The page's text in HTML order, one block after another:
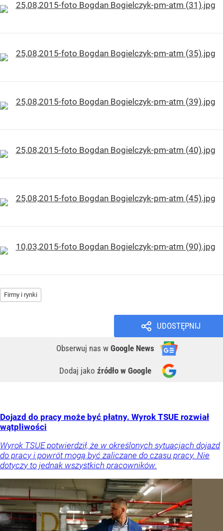
Firmy i rynki
UDOSTĘPNIJ
Obserwuj nas w Google News
Dodaj jako źródło w Google
Dojazd do pracy może być płatny. Wyrok TSUE rozwiał
wątpliwości
Wyrok TSUE potwierdził, że w określonych sytuacjach dojazd
do pracy i powrót mogą być zaliczane do czasu pracy. Nie
dotyczy to jednak wszystkich pracowników.